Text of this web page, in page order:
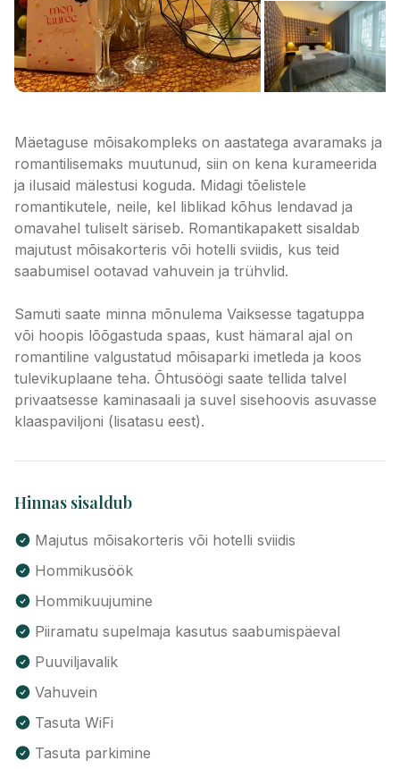
Mäetaguse mõisakompleks on aastatega avaramaks ja
romantilisemaks muutunud, siin on kena kurameerida
ja ilusaid mälestusi koguda. Midagi tõelistele
romantikutele, neile, kel liblikad kõhus lendavad ja
omavahel tuliselt säriseb. Romantikapakett sisaldab
majutust mõisakorteris või hotelli sviidis, kus teid
saabumisel ootavad vahuvein ja trühvlid.
Samuti saate minna mõnulema Vaiksesse tagatuppa
või hoopis lõõgastuda spaas, kust hämaral ajal on
romantiline valgustatud mõisaparki imetleda ja koos
tulevikuplaane teha. Õhtusöögi saate tellida talvel
privaatsesse kaminasaali ja suvel sisehoovis asuvasse
klaaspaviljoni (lisatasu eest).
Hinnas sisaldub
Majutus mõisakorteris või hotelli sviidis
Hommikusöök
Hommikuujumine
Piiramatu supelmaja kasutus saabumispäeval
Puuviljavalik
Vahuvein
Tasuta WiFi
Tasuta parkimine